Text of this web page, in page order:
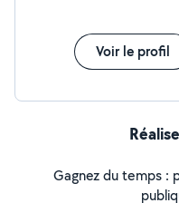
Voir le profil
Gagnez du temps :